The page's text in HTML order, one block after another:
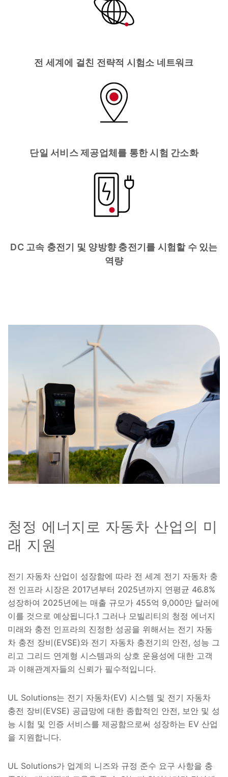
전 세계에 걸친 전략적 시험소 네트워크
단일 서비스 제공업체를 통한 시험 간소화
DC 고속 충전기 및 양방향 충전기를 시험할 수 있는
역량
청정 에너지로 자동차 산업의 미
래 지원
전기 자동차 산업이 성장함에 따라 전 세계 전기 자동차 충
전 인프라 시장은 2017년부터 2025년까지 연평균 46.8%
성장하여 2025년에는 매출 규모가 455억 9,000만 달러에
이를 것으로 예상됩니다.1 그러나 모빌리티의 청정 에너지
미래와 충전 인프라의 진정한 성공을 위해서는 전기 자동
차 충전 장비(EVSE)와 전기 자동차 충전기의 안전, 성능 그
리고 그리드 연계형 시스템과의 상호 운용성에 대한 고객
과 이해관계자들의 신뢰가 필수적입니다.
UL Solutions는 전기 자동차(EV) 시스템 및 전기 자동차
충전 장비(EVSE) 공급망에 대한 종합적인 안전, 보안 및 성
능 시험 및 인증 서비스를 제공함으로써 성장하는 EV 산업
을 지원합니다.
UL Solutions가 업계의 니즈와 규정 준수 요구 사항을 충